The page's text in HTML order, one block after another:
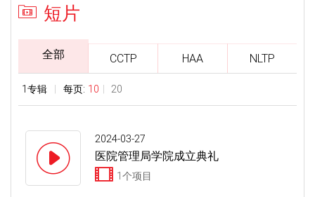
短片
全部 CCTP HAA NLTP
1专辑 每页: 10 20
2024-03-27
医院管理局学院成立典礼
1个项目